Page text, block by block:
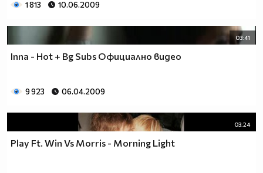
1 813 10.06.2009
03:41
Inna - Hot + Bg Subs Официално видео
9 923 06.04.2009
03:24
Play Ft. Win Vs Morris - Morning Light